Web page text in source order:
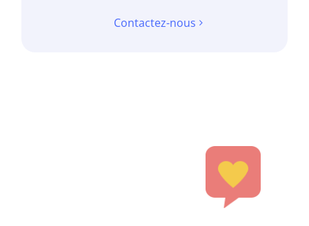
Contactez-nous